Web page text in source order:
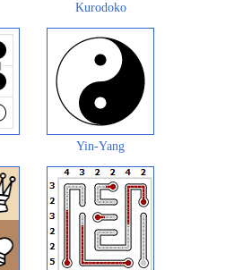
Kurodoko
Yin-Yang